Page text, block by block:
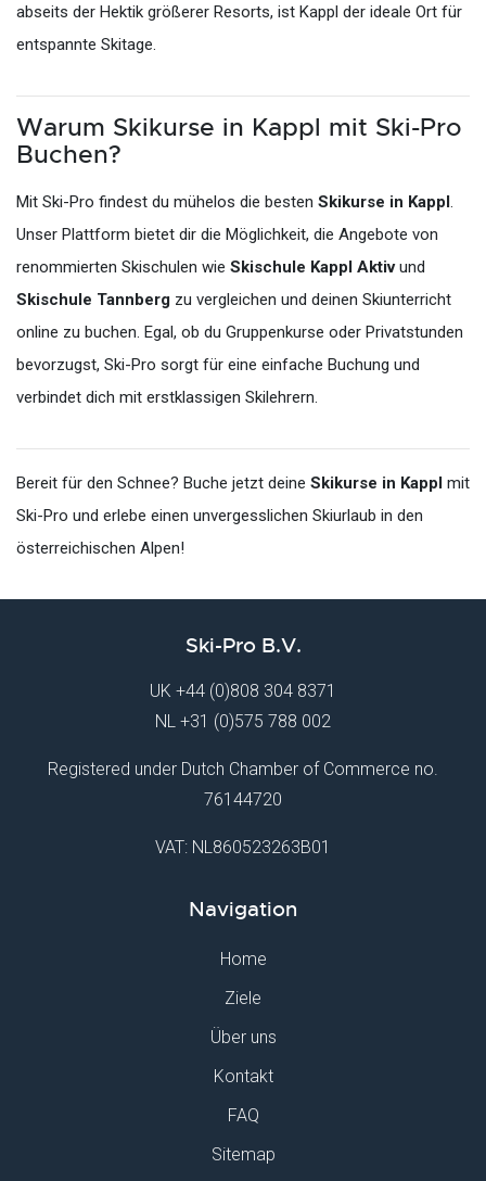
abseits der Hektik größerer Resorts, ist Kappl der ideale Ort für
entspannte Skitage.
Warum Skikurse in Kappl mit Ski-Pro
Buchen?
Mit Ski-Pro findest du mühelos die besten Skikurse in Kappl.
Unser Plattform bietet dir die Möglichkeit, die Angebote von
renommierten Skischulen wie Skischule Kappl Aktivund
Skischule Tannberg zu vergleichen und deinen Skiunterricht
online zu buchen. Egal, ob du Gruppenkurse oder Privatstunden
bevorzugst, Ski-Pro sorgt für eine einfache Buchung und
verbindet dich mit erstklassigen Skilehrern.
Bereit für den Schnee? Buche jetzt deine Skikurse in Kappl mit
Ski-Pro und erlebe einen unvergesslichen Skiurlaub in den
österreichischen Alpen!
Ski-Pro B.V.
UK +44 (0)808 304 8371
NL +31 (0)575 788 002
Registered under Dutch Chamber of Commerce no.
76144720
VAT: NL860523263B01
Navigation
Home
Ziele
Über uns
Kontakt
FAQ
Sitemap